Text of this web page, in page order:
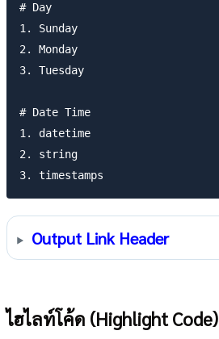
# Day
1. Sunday
2. Monday
3. Tuesday
# Date Time
1. datetime
2. string
Output Link Header
ไฮไลท์โค้ด (Highlight Code)